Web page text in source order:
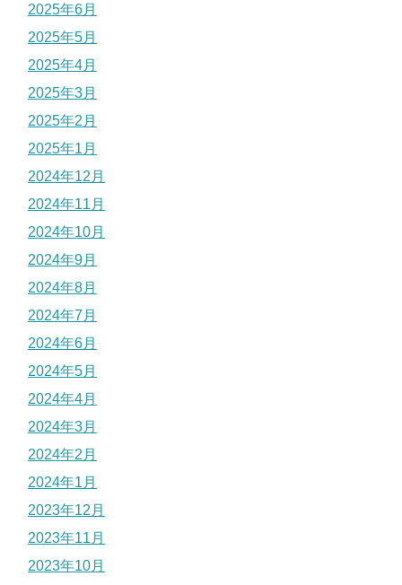
2025年6月
2025年5月
2025年4月
2025年3月
2025年2月
2025年1月
2024年12月
2024年11月
2024年10月
2024年9月
2024年8月
2024年7月
2024年6月
2024年5月
2024年4月
2024年3月
2024年2月
2024年1月
2023年12月
2023年11月
2023年10月